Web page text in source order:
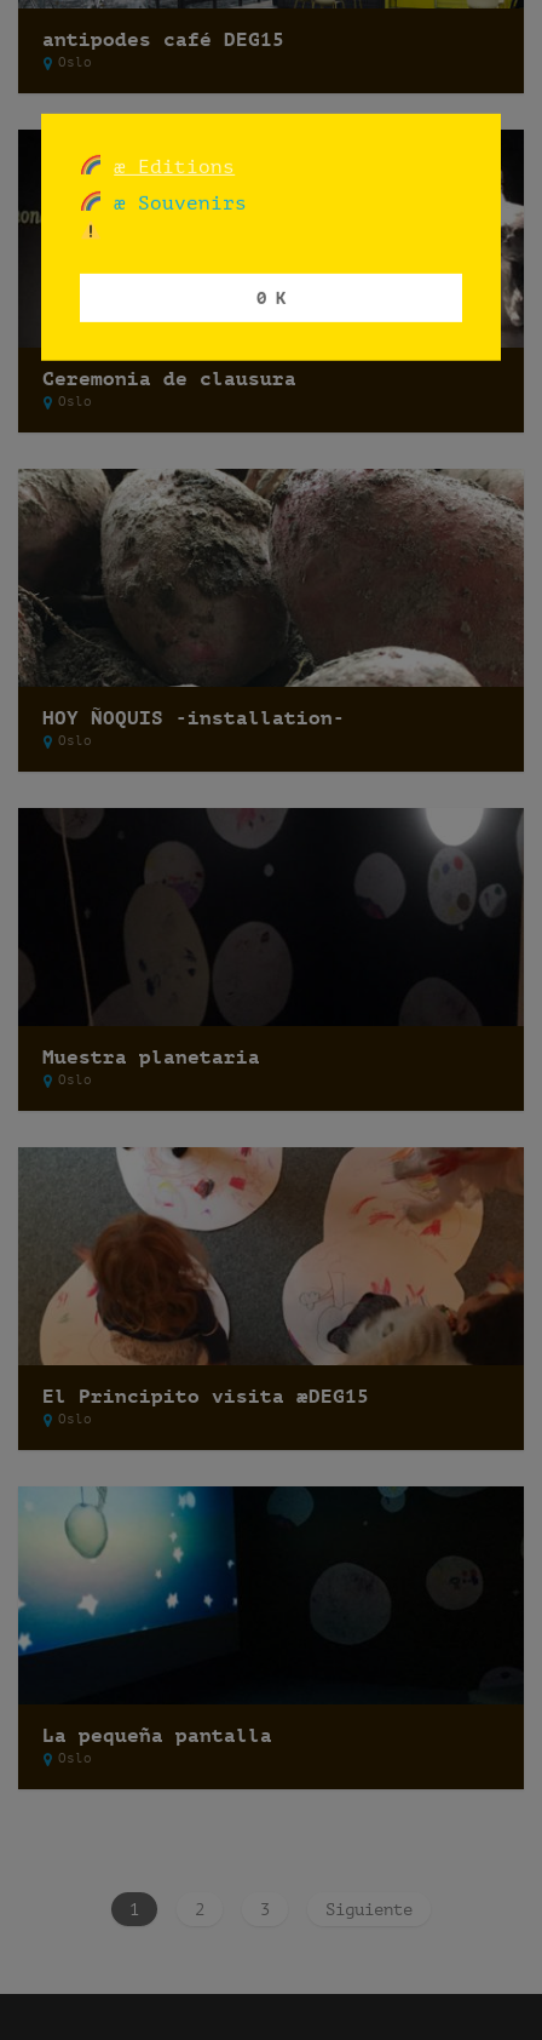
antipodes café DEG15
Oslo
Ceremonia de clausura
Oslo
HOY ÑOQUIS -installation-
Oslo
Muestra planetaria
Oslo
El Principito visita æDEG15
Oslo
La pequeña pantalla
Oslo
1 2 3 Siguiente
æ Editions
æ Souvenirs
0 K